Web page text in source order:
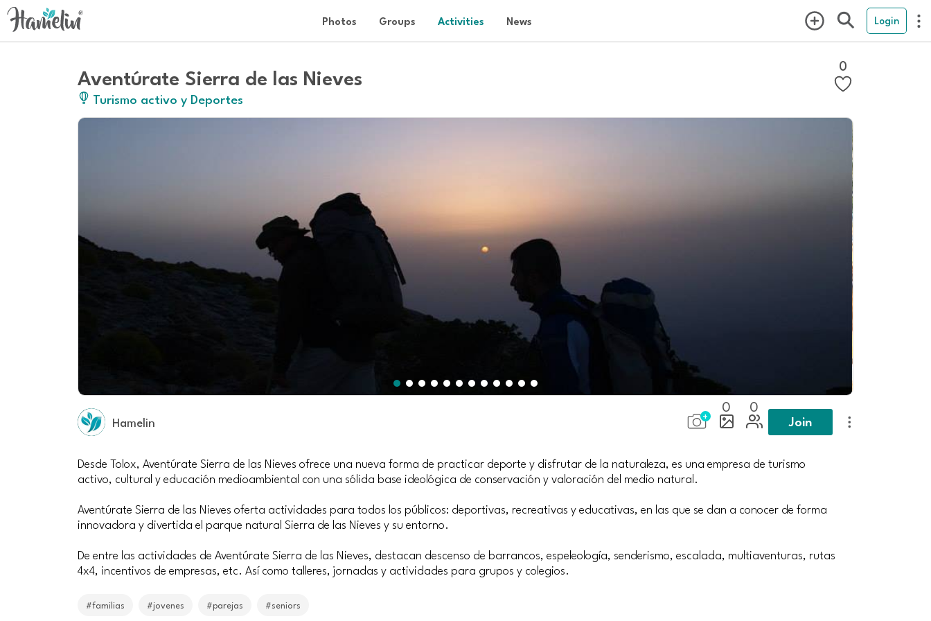
Photos Groups Activities News Login
Aventúrate Sierra de las Nieves
Turismo activo y Deportes
0
Hamelin
0 0
Join
Desde Tolox, Aventúrate Sierra de las Nieves ofrece una nueva forma de practicar deporte y disfrutar de la naturaleza, es una empresa de turismo
activo, cultural y educación medioambiental con una sólida base ideológica de conservación y valoración del medio natural.
Aventúrate Sierra de las Nieves oferta actividades para todos los públicos: deportivas, recreativas y educativas, en las que se dan a conocer de forma
innovadora y divertida el parque natural Sierra de las Nieves y su entorno.
De entre las actividades de Aventúrate Sierra de las Nieves, destacan descenso de barrancos, espeleología, senderismo, escalada, multiaventuras, rutas
4x4, incentivos de empresas, etc. Así como talleres, jornadas y actividades para grupos y colegios.
#familias #jovenes #parejas #seniors